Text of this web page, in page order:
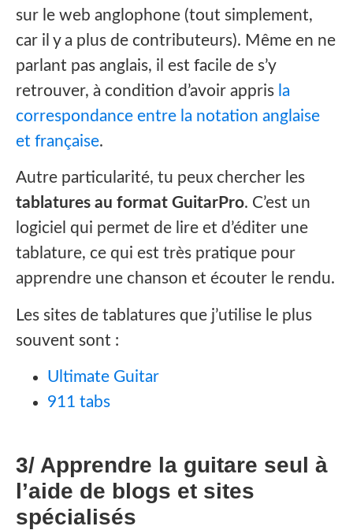
sur le web anglophone (tout simplement,
car il y a plus de contributeurs). Même en ne
parlant pas anglais, il est facile de s’y
retrouver, à condition d’avoir appris la
correspondance entre la notation anglaise
et française.
Autre particularité, tu peux chercher les
tablatures au format GuitarPro. C’est un
logiciel qui permet de lire et d’éditer une
tablature, ce qui est très pratique pour
apprendre une chanson et écouter le rendu.
Les sites de tablatures que j’utilise le plus
souvent sont :
Ultimate Guitar
911 tabs
3/ Apprendre la guitare seul à
l’aide de blogs et sites
spécialisés